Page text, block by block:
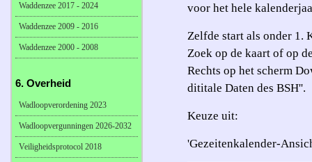
voor het hele
Zelfde start als onder 1.
Zoek op de kaart of op
Rechts op het scherm
dititale Daten des BSH''.
Keuze uit:
'Gezeitenkalender-
Waddenzee 2017 - 2024
Waddenzee 2009 - 2016
Waddenzee 2000 - 2008
6. Overheid
Wadloopverordening 2023
Wadloopvergunningen 2026-2032
Veiligheidsprotocol 2018